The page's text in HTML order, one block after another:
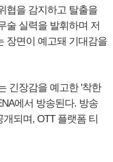
협을 감지하고 탈출을
술 실력을 발휘하며 저
장면이 예고돼 기대감을
긴장감을 예고한 '착한
에서 방송된다. 방송
되며, OTT 플랫폼 티